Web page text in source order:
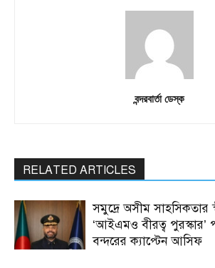
বন্দরবার্তা ডেস্ক
RELATED ARTICLES
সমুদ্রে অসীম সাহসিকতার
‘আইএমও বীরত্ব পুরস্কার’
বন্দরের ক্যাপ্টেন আসিফ